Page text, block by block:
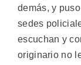
demás, y
sedes
escuchan y
originario no